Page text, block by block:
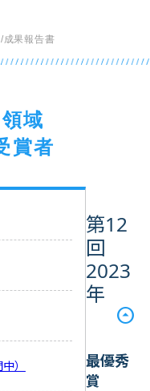
成果報告書
域
賞者
）
第12
回
2023
年
最優秀
賞